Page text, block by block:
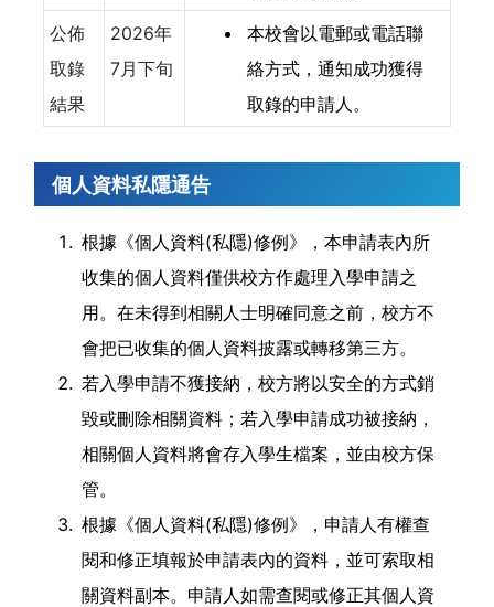
公佈
取錄
結果
2026年
7月下旬
本校會以電郵或電話聯
絡方式，通知成功獲得
取錄的申請人。
個人資料私隱通告
根據《個人資料(私隱)修例》，本申請表內所
收集的個人資料僅供校方作處理入學申請之
用。在未得到相關人士明確同意之前，校方不
會把已收集的個人資料披露或轉移第三方。
若入學申請不獲接納，校方將以安全的方式銷
毀或刪除相關資料；若入學申請成功被接納，
相關個人資料將會存入學生檔案，並由校方保
管。
根據《個人資料(私隱)修例》，申請人有權查
閱和修正填報於申請表內的資料，並可索取相
關資料副本。申請人如需查閱或修正其個人資